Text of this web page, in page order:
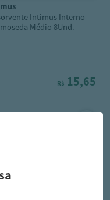
Intimus Interno
Médio 8Und.
R$ 15,65